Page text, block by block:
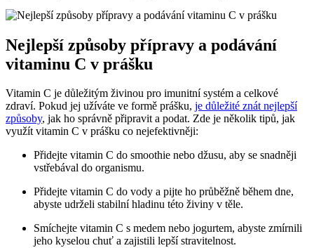
Nejlepší způsoby přípravy a podávání
vitaminu C v prášku
Vitamin C je důležitým živinou pro imunitní systém a celkové
zdraví. Pokud jej užíváte ve formě prášku, je důležité znát nejlepší
způsoby, jak ho správně připravit a podat. Zde je několik tipů, jak
využít vitamin C v prášku co nejefektivněji:
Přidejte vitamin C do smoothie nebo džusu, aby se snadněji
vstřebával do organismu.
Přidejte vitamin C do vody a pijte ho průběžně během dne,
abyste udrželi stabilní hladinu této živiny v těle.
Smíchejte vitamin C s medem nebo jogurtem, abyste zmírnili
jeho kyselou chuť a zajistili lepší stravitelnost.